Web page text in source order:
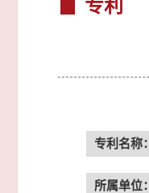
专利
专利名称：
所属单位：